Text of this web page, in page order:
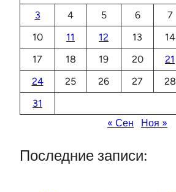
3
4 5 6 7
10
11 12 13 14
17
18 19 20 21
24
25 26 27 28
31
« Сен
Ноя »
Последние записи: